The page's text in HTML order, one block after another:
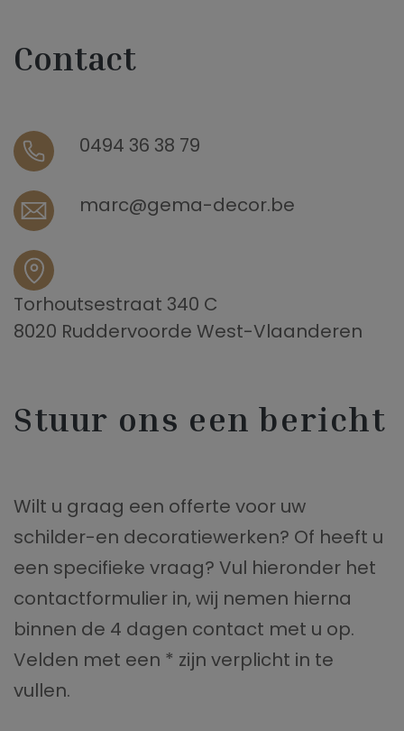
Contact
0494 36 38 79
marc@gema-decor.be
Torhoutsestraat 340 C
8020 Ruddervoorde West-Vlaanderen
Stuur ons een bericht
Wilt u graag een offerte voor uw
schilder-en decoratiewerken? Of heeft u
een specifieke vraag? Vul hieronder het
contactformulier in, wij nemen hierna
binnen de 4 dagen contact met u op.
Velden met een * zijn verplicht in te
vullen.